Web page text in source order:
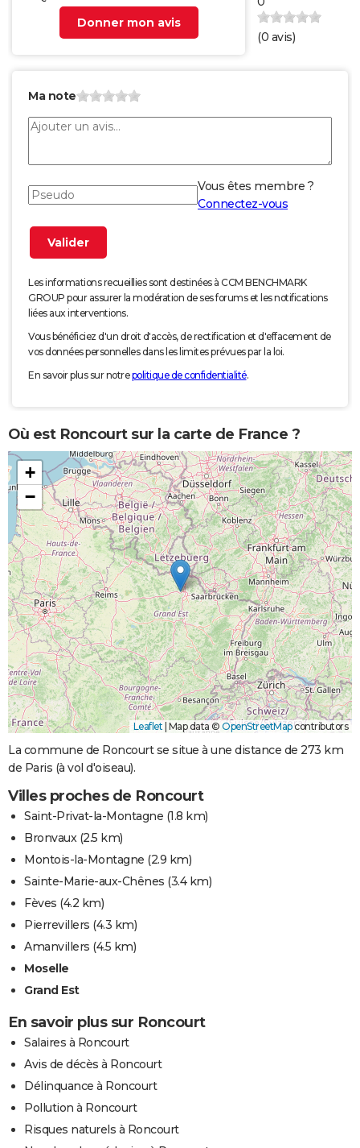
Donner mon avis
(0 avis)
Ma note
Vous êtes membre ?
Connectez-vous
Les informations recueillies sont destinées à CCM BENCHMARK
GROUP pour assurer la modération de ses forums et les notifications
liées aux interventions.
Vous bénéficiez d'un droit d'accès, de rectification et d'effacement de
vos données personnelles dans les limites prévues par la loi.
En savoir plus sur notrepolitique de confidentialité.
Où est Roncourt sur la carte de France ?
+
−
Leaflet Map data © OpenStreetMapcontributors
La commune de Roncourt se situe à une distance de 273 km
de Paris (à vol d'oiseau).
Villes proches de Roncourt
Saint-Privat-la-Montagne (1.8 km)
Bronvaux(2.5 km)
Montois-la-Montagne (2.9 km)
Sainte-Marie-aux-Chênes (3.4 km)
Fèves (4.2 km)
Pierrevillers (4.3 km)
Amanvillers (4.5 km)
Moselle
Grand Est
En savoir plus sur Roncourt
Salaires à Roncourt
Avis de décès à Roncourt
Délinquance à Roncourt
Pollution à Roncourt
Risques naturels à Roncourt